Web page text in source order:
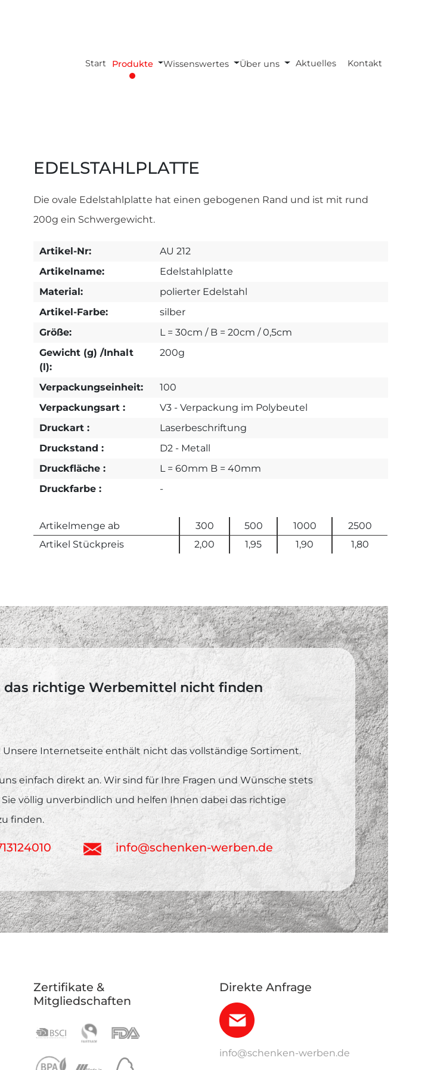
Start Produkte Wissenswertes Über uns Aktuelles Kontakt
EDELSTAHLPLATTE
Die ovale Edelstahlplatte hat einen gebogenen Rand und ist mit rund
200g ein Schwergewicht.
Artikel-Nr:
AU 212
Artikelname:
Edelstahlplatte
Material:
polierter Edelstahl
Artikel-Farbe:
silber
Größe:
L = 30cm / B = 20cm / 0,5cm
Gewicht (g) /Inhalt
(l):
200g
Verpackungseinheit:
100
Verpackungsart :
V3 - Verpackung im Polybeutel
Druckart :
Laserbeschriftung
Druckstand :
D2 - Metall
Druckfläche :
L = 60mm B = 40mm
Druckfarbe :
-
Artikelmenge ab 300 500 1000
2500
Artikel Stückpreis
2,00 1,95 1,90 1,80
das richtige Werbemittel nicht finden
Unsere Internetseite enthält nicht das vollständige Sortiment.
einfach direkt an. Wir sind für Ihre Fragen und Wünsche stets
Sie völlig unverbindlich und helfen Ihnen dabei das richtige
finden.
info@schenken-werben.de
Zertifikate &
Mitgliedschaften
Direkte Anfrage
info@schenken-werben.de